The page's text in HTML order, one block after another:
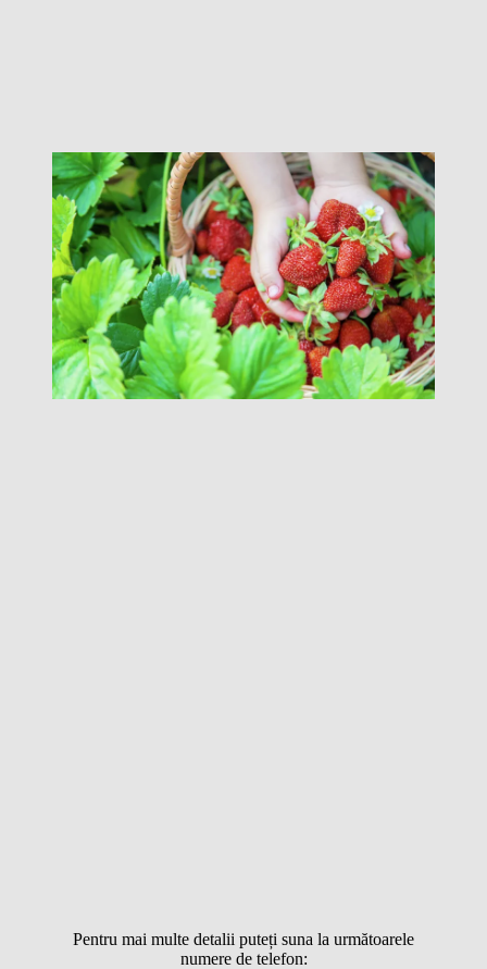
Pentru mai multe detalii puteți suna la următoarele
numere de telefon: